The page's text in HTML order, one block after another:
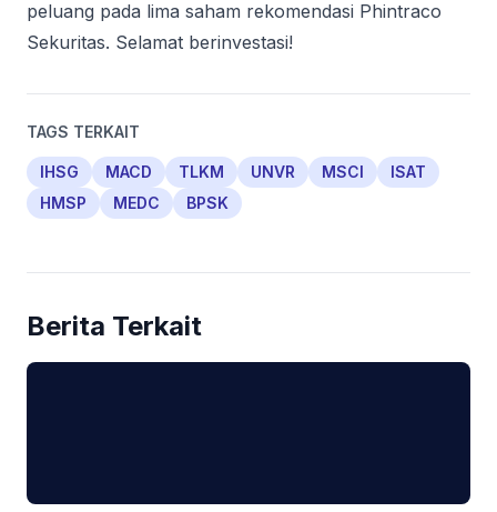
peluang pada lima saham rekomendasi Phintraco
Sekuritas. Selamat berinvestasi!
TAGS TERKAIT
IHSG MACD TLKM UNVR MSCI
ISAT
HMSP
MEDC BPSK
Berita Terkait